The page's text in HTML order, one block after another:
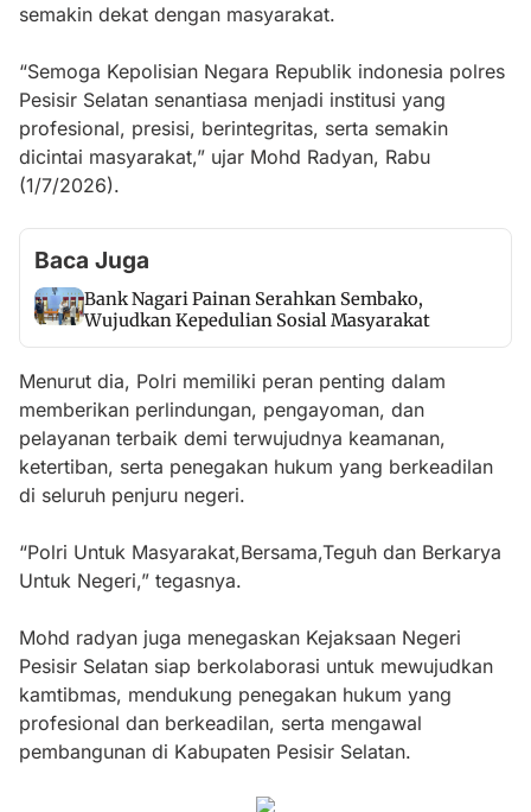
semakin dekat dengan masyarakat.
“Semoga Kepolisian Negara Republik indonesia polres
Pesisir Selatan senantiasa menjadi institusi yang
profesional, presisi, berintegritas, serta semakin
dicintai masyarakat,” ujar Mohd Radyan, Rabu
(1/7/2026).
Baca Juga
Bank Nagari Painan Serahkan Sembako,
Wujudkan Kepedulian Sosial Masyarakat
Menurut dia, Polri memiliki peran penting dalam
memberikan perlindungan, pengayoman, dan
pelayanan terbaik demi terwujudnya keamanan,
ketertiban, serta penegakan hukum yang berkeadilan
di seluruh penjuru negeri.
“Polri Untuk Masyarakat,Bersama,Teguh dan Berkarya
Untuk Negeri,” tegasnya.
Mohd radyan juga menegaskan Kejaksaan Negeri
Pesisir Selatan siap berkolaborasi untuk mewujudkan
kamtibmas, mendukung penegakan hukum yang
profesional dan berkeadilan, serta mengawal
pembangunan di Kabupaten Pesisir Selatan.